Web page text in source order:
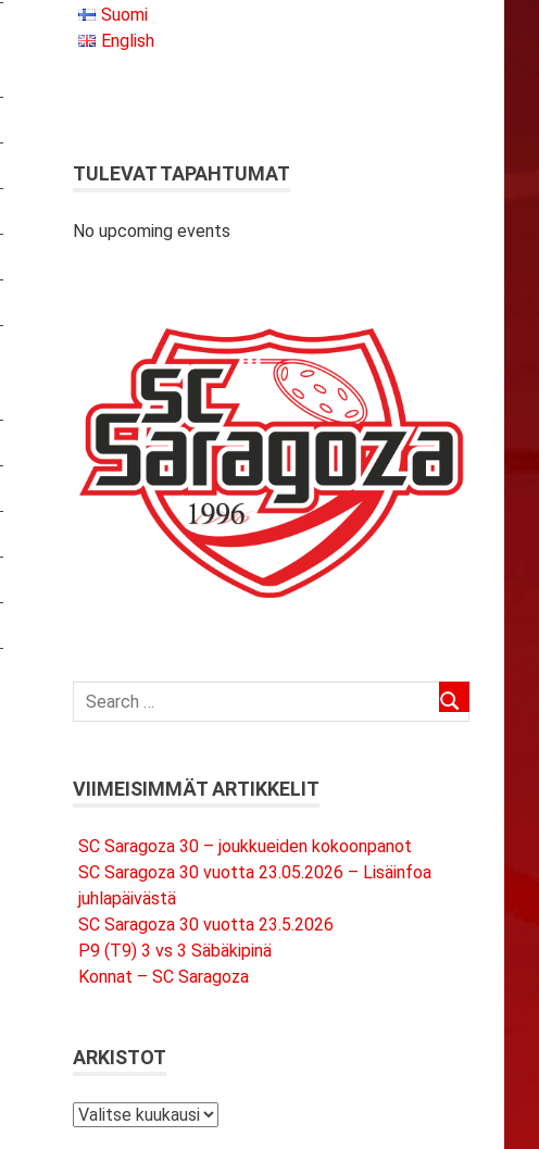
Suomi
English
TULEVAT TAPAHTUMAT
No upcoming events
VIIMEISIMMÄT ARTIKKELIT
SC Saragoza 30 – joukkueiden kokoonpanot
SC Saragoza 30 vuotta 23.05.2026 – Lisäinfoa
juhlapäivästä
SC Saragoza 30 vuotta 23.5.2026
P9 (T9) 3 vs 3 Säbäkipinä
Konnat – SC Saragoza
ARKISTOT
Arkistot